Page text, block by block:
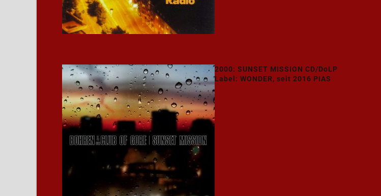
2000: SUNSET MISSION CD/DoLP
Label: WONDER, seit 2016 PIAS